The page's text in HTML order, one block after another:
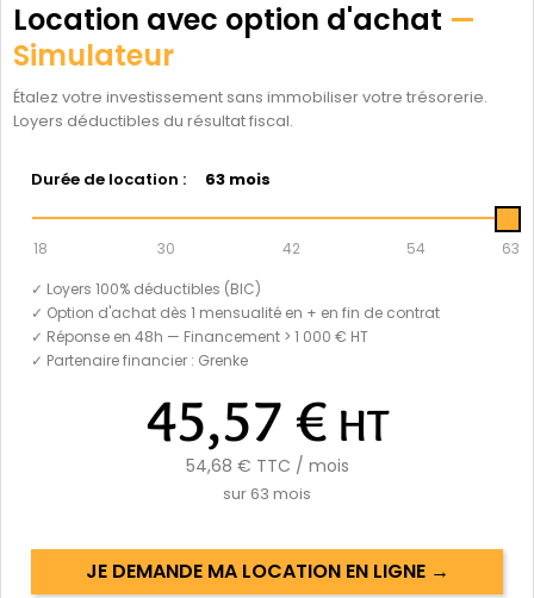
Location avec option d'achat —
Simulateur
Étalez votre investissement sans immobiliser votre trésorerie.
Loyers déductibles du résultat fiscal.
Durée de location : 63 mois
18 30 42 54
63
✓ Loyers 100% déductibles (BIC)
✓ Option d'achat dès 1 mensualité en + en fin de contrat
✓ Réponse en 48h — Financement > 1 000 € HT
✓ Partenaire financier : Grenke
45,57 € HT
54,68 € TTC / mois
sur 63 mois
JE DEMANDE MA LOCATION EN LIGNE →